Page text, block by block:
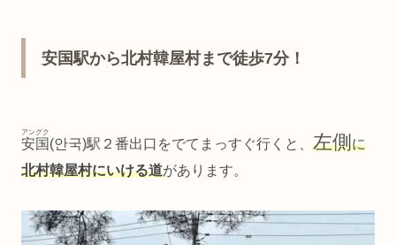
安国駅から北村韓屋村まで徒歩7分！
安国
アングク
(안국)駅２番出口をでてまっすぐ行くと、 左側に
北村韓屋村にいける道があります。